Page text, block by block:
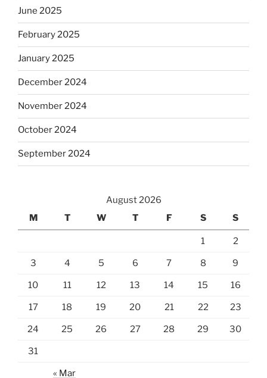
June 2025
February 2025
January 2025
December 2024
November 2024
October 2024
September 2024
August 2026
M
T W T F S S
1 2
3 4 5 6 7 8 9
10 11 12 13 14 15 16
17 18 19 20 21 22 23
24 25 26 27 28 29 30
31
« Mar